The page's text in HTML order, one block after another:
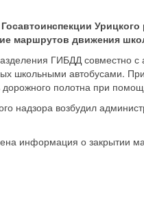
маршрутов движения
ГИБДД совместно
школьными автобусами.
полотна при
надзора возбудил
информация о закрытии